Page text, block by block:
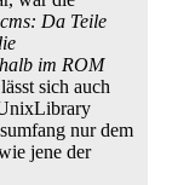
Da Teile
im ROM
sich auch
nur dem
jene der